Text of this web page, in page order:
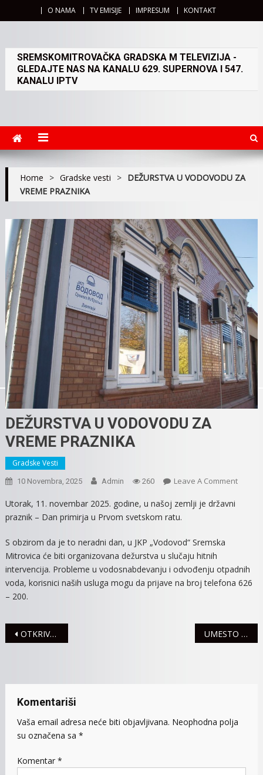
O NAMA TV EMISIJE IMPRESUM KONTAKT
SREMSKOMITROVAČKA GRADSKA M TELEVIZIJA -
GLEDAJTE NAS NA KANALU 629. SUPERNOVA I 547.
KANALU IPTV
Home > Gradske vesti > DEŽURSTVA U VODOVODU ZA
VREME PRAZNIKA
DEŽURSTVA U VODOVODU ZA
VREME PRAZNIKA
Gradske Vesti
10 Novembra, 2025 Admin 260 Leave A CommentOn
Utorak, 11. novembar 2025. godine, u našoj zemlji je državni
praznik – Dan primirja u Prvom svetskom ratu.
S obzirom da je to neradni dan, u JKP „Vodovod“ Sremska
Mitrovica će biti organizovana dežurstva u slučaju hitnih
intervencija. Probleme u vodosnabdevanju i odvođenju otpadnih
voda, korisnici naših usluga mogu da prijave na broj telefona 626
– 200.
Navigacija
OTKRIVENI SAOBRAĆAJNI PREKRŠAJI UMESTO SVEČANOSTI- MILION DINARA ZA ŠOSO “RADIVOJ POPOVIĆ”
Komentariši
Vaša email adresa neće biti objavljivana. Neophodna polja
su označena sa *
Komentar *